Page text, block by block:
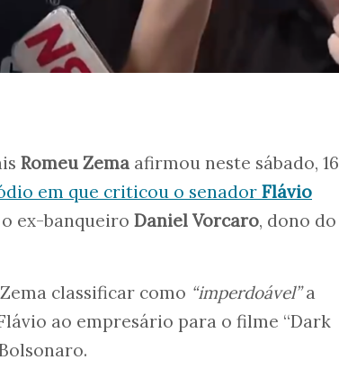
Romeu Zema afirmou neste sábado,
em que criticou o senador Flávio
ex-banqueiro Daniel Vorcaro, dono do
classificar como “imperdoável”a
ao empresário para o filme “Dark